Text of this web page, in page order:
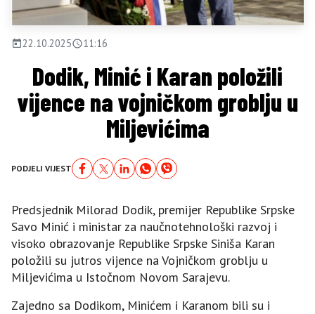
22.10.2025 11:16
Dodik, Minić i Karan položili
vijence na vojničkom groblju u
Miljevićima
PODJELI VIJEST
Predsjednik Milorad Dodik, premijer Republike Srpske
Savo Minić i ministar za naučnotehnološki razvoj i
visoko obrazovanje Republike Srpske Siniša Karan
položili su jutros vijence na Vojničkom groblju u
Miljevićima u Istočnom Novom Sarajevu.
Zajedno sa Dodikom, Minićem i Karanom bili su i